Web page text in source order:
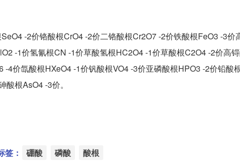
-2价铬酸根CrO4 -2价二铬酸根Cr2O7 -2价铁酸根FeO3 -3价
-1价氢氰根CN -1价草酸氢根HC2O4 -1价草酸根C2O4 -2价高
4价氙酸根HXeO4 -1价钒酸根VO4 -3价亚磷酸根HPO3 -2价铅酸
根AsO4 -3价。
签： 硼酸 磷酸 酸根